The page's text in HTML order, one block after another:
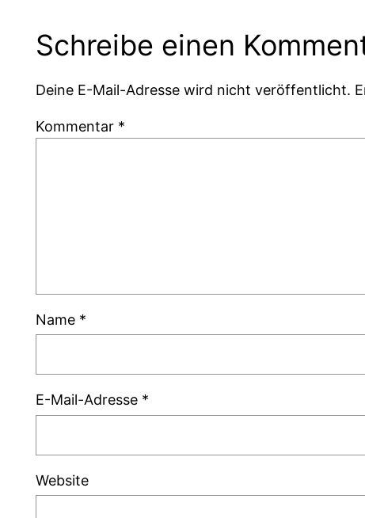
Schreibe einen
Deine E-Mail-Adresse wird nicht veröffentlicht.
Kommentar *
Name *
E-Mail-Adresse *
Website